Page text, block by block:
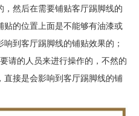
然后在需要铺贴客厅踢脚线的
的位置上面是不能够有油漆或
到客厅踢脚线的铺贴效果的；
请的人员来进行操作的，不然的
接是会影响到客厅踢脚线的铺